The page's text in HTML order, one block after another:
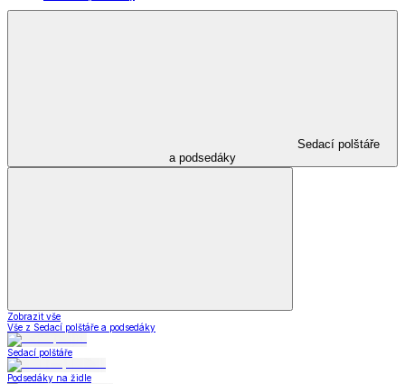
Sedací polštáře
a podsedáky
Zobrazit vše
Vše z Sedací polštáře a podsedáky
Sedací polštáře
Podsedáky na židle